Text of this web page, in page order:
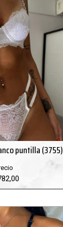
puntilla (3755)